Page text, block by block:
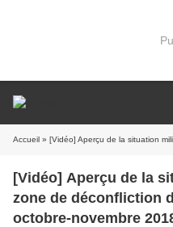
Accueil » [Vidéo] Aperçu de la situation militaire dans la zone
[Vidéo] Aperçu de la
zone de déconfliction
octobre-novembre